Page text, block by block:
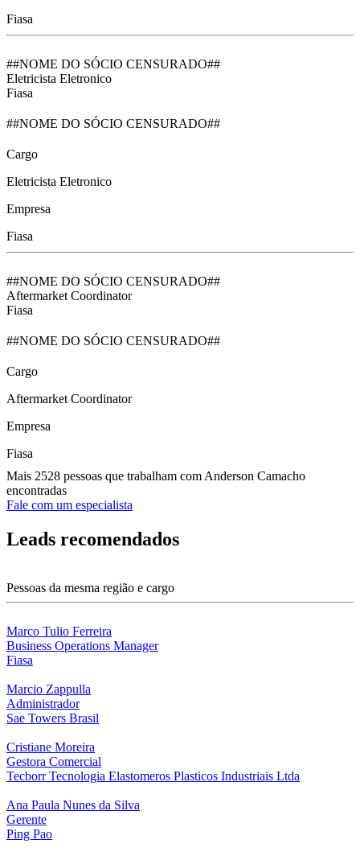
Fiasa
##NOME DO SÓCIO CENSURADO##
Eletricista Eletronico
Fiasa
##NOME DO SÓCIO CENSURADO##
Cargo
Eletricista Eletronico
Empresa
Fiasa
##NOME DO SÓCIO CENSURADO##
Aftermarket Coordinator
Fiasa
##NOME DO SÓCIO CENSURADO##
Cargo
Aftermarket Coordinator
Empresa
Fiasa
Mais 2528 pessoas que trabalham com Anderson Camacho
encontradas
Fale com um especialista
Leads recomendados
Pessoas da mesma região e cargo
Marco Tulio Ferreira
Business Operations Manager
Fiasa
Marcio Zappulla
Administrador
Sae Towers Brasil
Cristiane Moreira
Gestora Comercial
Tecborr Tecnologia Elastomeros Plasticos Industriais Ltda
Ana Paula Nunes da Silva
Gerente
Ping Pao